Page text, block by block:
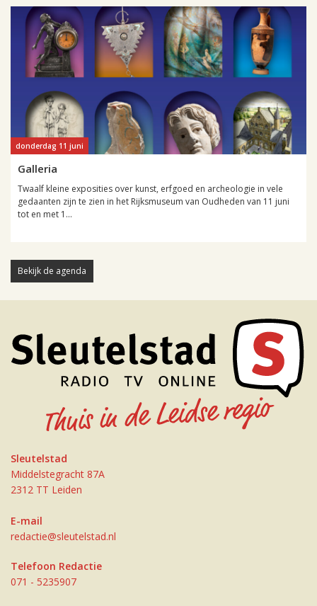
donderdag 11 juni
Galleria
Twaalf kleine exposities over kunst, erfgoed en archeologie in vele
gedaanten zijn te zien in het Rijksmuseum van Oudheden van 11 juni
tot en met 1...
Bekijk de agenda
Sleutelstad
Middelstegracht 87A
2312 TT Leiden
E-mail
redactie@sleutelstad.nl
Telefoon Redactie
071 - 5235907